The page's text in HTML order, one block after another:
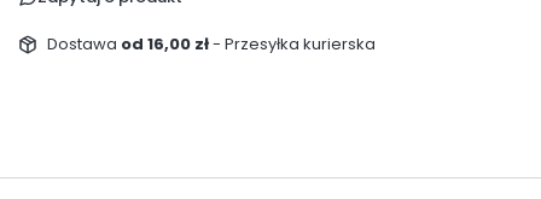
Dostawa od 16,00 zł- Przesyłka kurierska